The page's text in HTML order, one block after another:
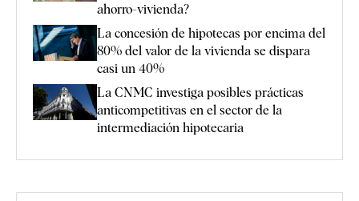
ahorro-vivienda?
La concesión de hipotecas por encima del
80% del valor de la vivienda se dispara
casi un 40%
La CNMC investiga posibles prácticas
anticompetitivas en el sector de la
intermediación hipotecaria